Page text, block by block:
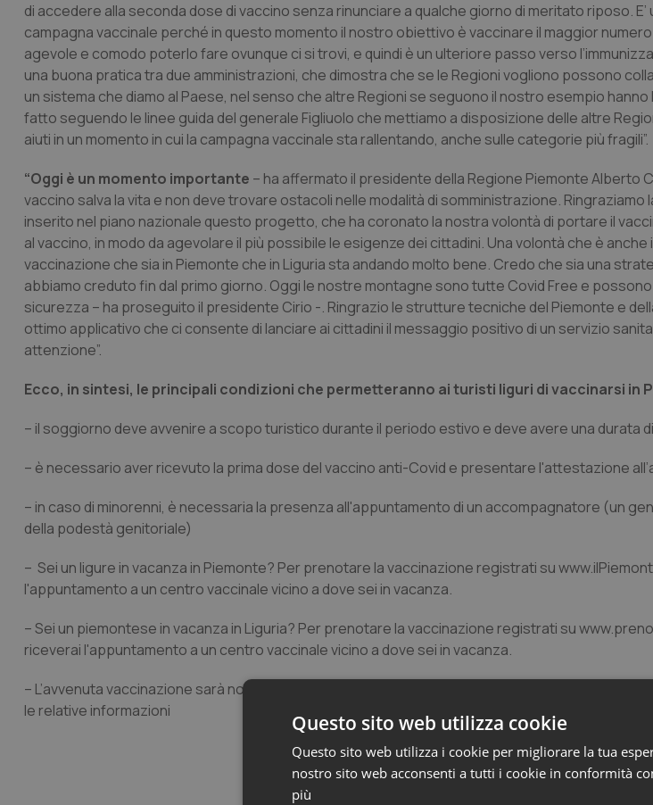
di accedere alla seconda dose di vaccino senza rinunciare a qualche giorno di meritato riposo.
campagna vaccinale perché in questo momento il nostro obiettivo è vaccinare il maggior
agevole e comodo poterlo fare ovunque ci si trovi, e quindi è un ulteriore passo verso
una buona pratica tra due amministrazioni, che dimostra che se le Regioni vogliono possono
un sistema che diamo al Paese, nel senso che altre Regioni se seguono il nostro esempio hanno
fatto seguendo le linee guida del generale Figliuolo che mettiamo a disposizione delle altre
aiuti in un momento in cui la campagna vaccinale sta rallentando, anche sulle categorie più fragili”.
“Oggi è un momento importante – ha affermato il presidente della Regione Piemonte Alberto
vaccino salva la vita e non deve trovare ostacoli nelle modalità di somministrazione.
inserito nel piano nazionale questo progetto, che ha coronato la nostra volontà di portare il
al vaccino, in modo da agevolare il più possibile le esigenze dei cittadini. Una volontà che è
vaccinazione che sia in Piemonte che in Liguria sta andando molto bene. Credo che sia una
abbiamo creduto fin dal primo giorno. Oggi le nostre montagne sono tutte Covid Free e
sicurezza – ha proseguito il presidente Cirio -. Ringrazio le strutture tecniche del Piemonte e
ottimo applicativo che ci consente di lanciare ai cittadini il messaggio positivo di un servizio
attenzione”.
Ecco, in sintesi, le principali condizioni che permetteranno ai turisti liguri di vaccinarsi in
– il soggiorno deve avvenire a scopo turistico durante il periodo estivo e deve avere una durata
– è necessario aver ricevuto la prima dose del vaccino anti-Covid e presentare l'attestazione
– in caso di minorenni, è necessaria la presenza all'appuntamento di un accompagnatore (un
della podestà genitoriale)
– Sei un ligure in vacanza in Piemonte? Per prenotare la vaccinazione registrati su
l'appuntamento a un centro vaccinale vicino a dove sei in vacanza.
– Sei un piemontese in vacanza in Liguria? Per prenotare la vaccinazione registrati su
riceverai l'appuntamento a un centro vaccinale vicino a dove sei in vacanza.
– L’avvenuta vaccinazione sarà notificata all’Anagrafe Vaccinale Nazionale Covid, che provvederà
le relative informazioni
Questo sito web utilizza cookie
Questo sito web utilizza i cookie per migliorare la tua
nostro sito web acconsenti a tutti i cookie in conformità
più